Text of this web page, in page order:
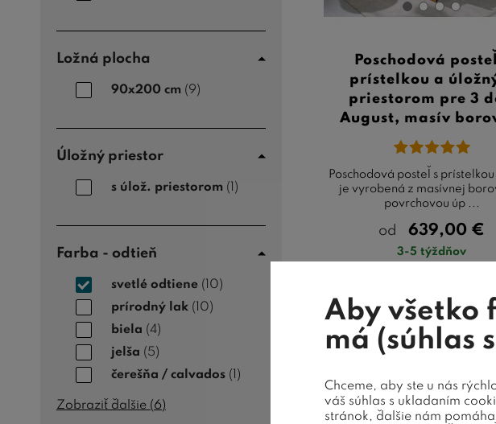
Ložná plocha
90x200 cm (9)
Úložný priestor
s úlož. priestorom (1)
Farba - odtieň
svetlé odtiene (10)
prírodný lak (10)
biela (4)
jelša (5)
čerešňa / calvados (1)
Zobraziť ďalšie (6)
Poschodová
prístelkou a
priestorom pre 3
August, masív
Poschodová posteľ s
je vyrobená z masívnej
povrchovou úp ...
od 639,00 €
3-5 týždňov
Aby všetko
má (súhlas
Chceme, aby ste u nás
váš súhlas s ukladaním
stránok, ďalšie nám